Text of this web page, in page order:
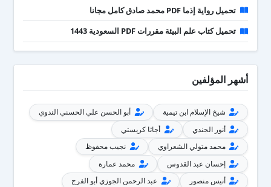
تحميل رواية إذما PDF محمد صادق كامل مجانا
تحميل كتاب علم البيئة مقررات PDF السعودية 1443
أشهر المؤلفين
شيخ الإسلام ابن تيمية
أبو الحسن علي الحسني الندوي
أنور الجندي
أجاثا كريستي
محمد متولي الشعراوي
نجيب محفوظ
إحسان عبد القدوس
محمد عمارة
أنيس منصور
عبد الرحمن الجوزي أبو الفرج